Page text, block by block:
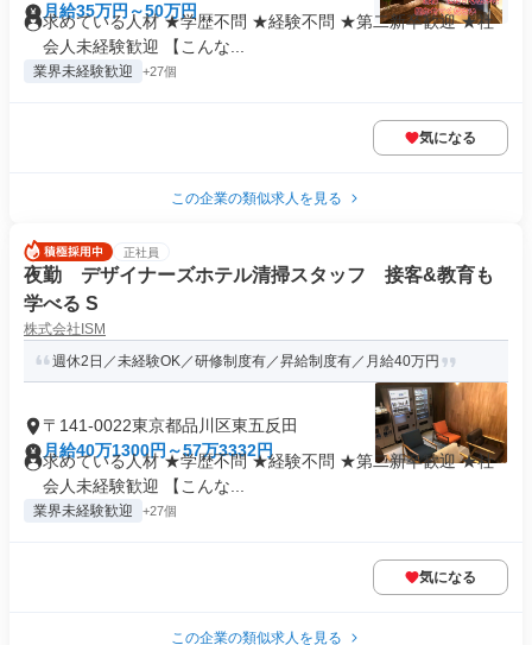
月給35万円～50万円
求めている人材 ★学歴不問 ★経験不問 ★第二新卒歓迎 ★社
会人未経験歓迎 【こんな...
業界未経験歓迎 +27個
気になる
この企業の類似求人を見る
正社員
夜勤 デザイナーズホテル清掃スタッフ 接客&教育も
学べる S
株式会社ISM
週休2日／未経験OK／研修制度有／昇給制度有／月給40万円
〒141-0022東京都品川区東五反田
月給40万1300円～57万3332円
求めている人材 ★学歴不問 ★経験不問 ★第二新卒歓迎 ★社
会人未経験歓迎 【こんな...
業界未経験歓迎 +27個
気になる
この企業の類似求人を見る